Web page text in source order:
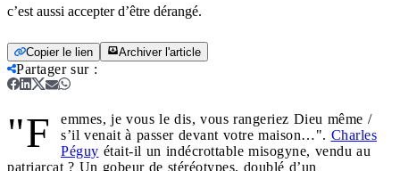
c’est aussi accepter d’être dérangé.
Copier le lien Archiver l'article
Partager sur:
"F
emmes, je vous le dis, vous rangeriez Dieu même /
s’il venait à passer devant votre maison…". Charles
Péguy était-il un indécrottable misogyne, vendu au
patriarcat ? Un gobeur de stéréotypes, doublé d’un